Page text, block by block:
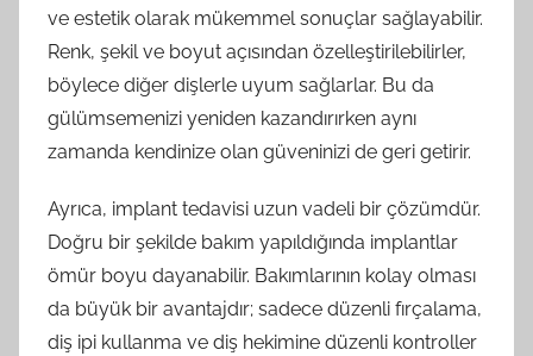
ve estetik olarak mükemmel sonuçlar sağlayabilir.
Renk, şekil ve boyut açısından özelleştirilebilirler,
böylece diğer dişlerle uyum sağlarlar. Bu da
gülümsemenizi yeniden kazandırırken aynı
zamanda kendinize olan güveninizi de geri getirir.
Ayrıca, implant tedavisi uzun vadeli bir çözümdür.
Doğru bir şekilde bakım yapıldığında implantlar
ömür boyu dayanabilir. Bakımlarının kolay olması
da büyük bir avantajdır; sadece düzenli fırçalama,
diş ipi kullanma ve diş hekimine düzenli kontroller